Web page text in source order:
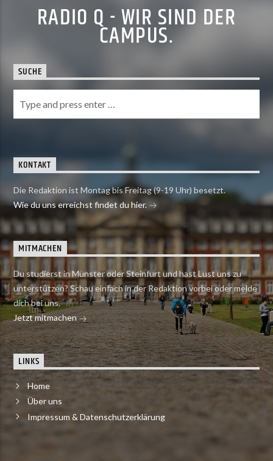
RADIO Q - WIR SIND DER
CAMPUS.
SUCHE
KONTAKT
Die Redaktion ist Montag bis Freitag (9-19 Uhr) besetzt.
Wie du uns erreichst findet du hier.
MITMACHEN
Du studierst in Münster oder Steinfurt und hast Lust uns zu
unterstützen? Schau einfach in der Redaktion vorbei oder melde
dich bei uns.
Jetzt mitmachen
LINKS
Home
Über uns
Impressum & Datenschutzerklärung